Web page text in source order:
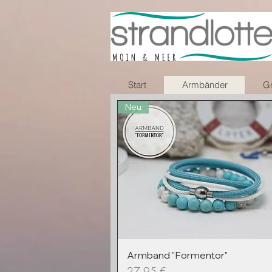
Start Armbänder
Neu
Armband "Formentor"